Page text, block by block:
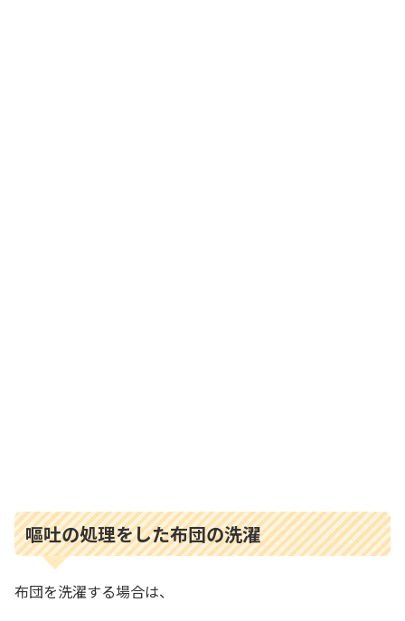
嘔吐の処理をした布団の洗濯
布団を洗濯する場合は、